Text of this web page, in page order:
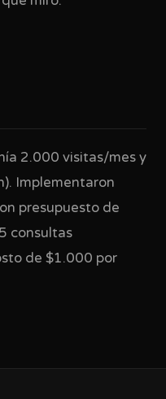
2.000 visitas/mes y
Implementaron
presupuesto de
consultas
de $1.000 por